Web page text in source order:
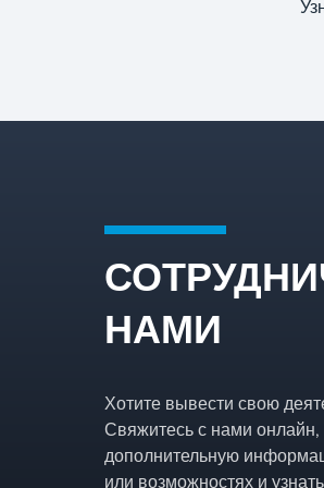
НАМИ
Хотите вывести свою
Свяжитесь с нами онлайн,
дополнительную
или возможностях и